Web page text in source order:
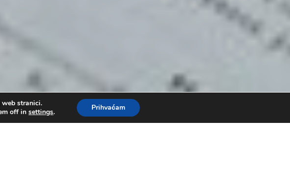
stranici.
off insettings. Prihvaćam